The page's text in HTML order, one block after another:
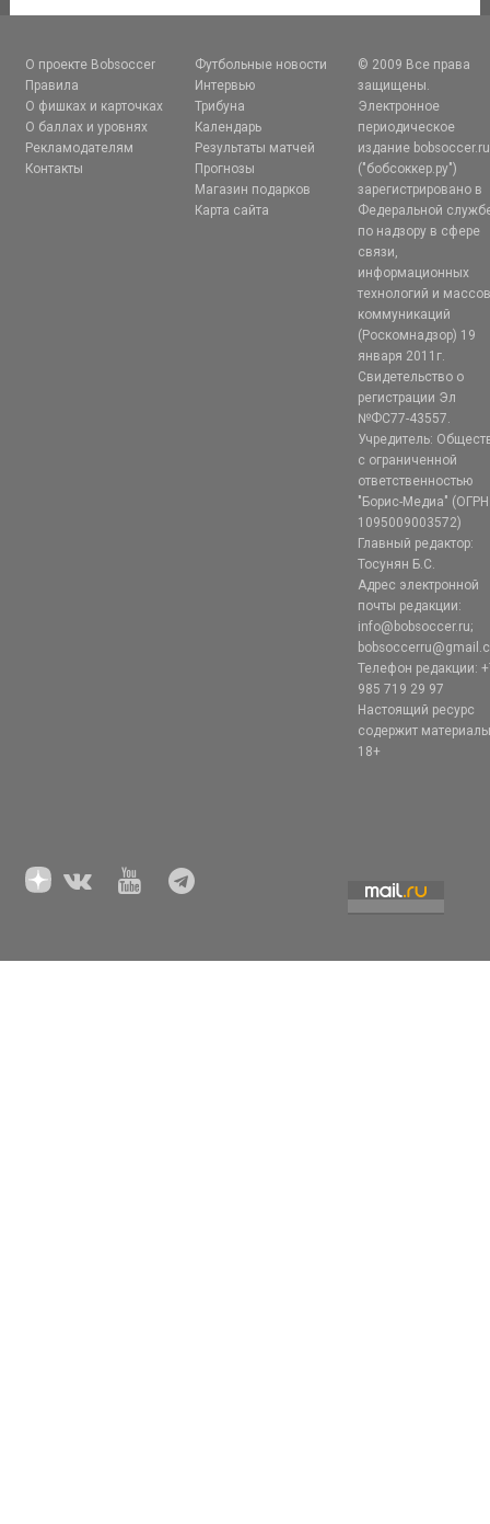
О проекте Bobsoccer
Правила
О фишках и карточках
О баллах и уровнях
Рекламодателям
Контакты
Футбольные новости
Интервью
Трибуна
Календарь
Результаты матчей
Прогнозы
Магазин подарков
Карта сайта
© 2009 Все права
защищены.
Электронное
периодическое
издание bobsoccer.ru
("бобсоккер.ру")
зарегистрировано в
Федеральной
по надзору в сфере
связи,
информационных
технологий и
коммуникаций
(Роскомнадзор) 19
января 2011г.
Свидетельство о
регистрации Эл
№ФС77-43557.
Учредитель:
с ограниченной
ответственностью
"Борис-Медиа" (ОГРН
1095009003572)
Главный редактор:
Тосунян Б.С.
Адрес электронной
почты редакции:
info@bobsoccer.ru;
Телефон редакции:
985 719 29 97
Настоящий ресурс
содержит
18+